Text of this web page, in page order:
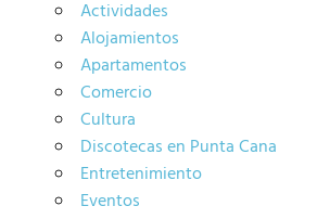
Actividades
Alojamientos
Apartamentos
Comercio
Cultura
Discotecas en Punta Cana
Entretenimiento
Eventos